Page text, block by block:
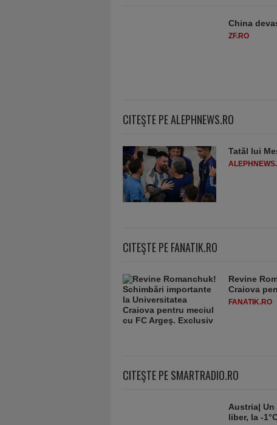
China
ZF.RO
CITEŞTE PE ALEPHNEWS.RO
Tatăl lui
CITEŞTE PE FANATIK.RO
Revine
Craiova
FANATIK.RO
CITEŞTE PE SMARTRADIO.RO
Austria|
liber, la -